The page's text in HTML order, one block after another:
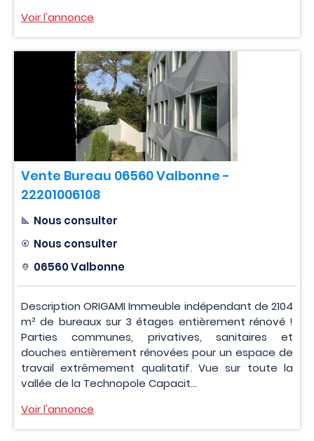
Voir l'annonce
Vente Bureau 06560 Valbonne -
22201006108
Nous consulter
Nous consulter
06560 Valbonne
Description ORIGAMI Immeuble indépendant de 2104
m² de bureaux sur 3 étages entièrement rénové !
Parties communes, privatives, sanitaires et
douches entièrement rénovées pour un espace de
travail extrêmement qualitatif. Vue sur toute la
vallée de la Technopole Capacit...
Voir l'annonce